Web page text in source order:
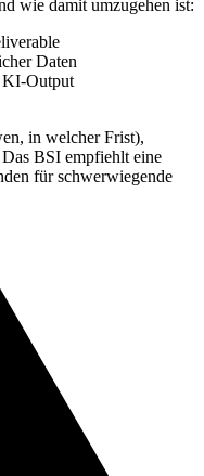
wie damit umzugehen ist:
Daten
KI-Output
in welcher Frist),
BSI empfiehlt eine
für schwerwiegende